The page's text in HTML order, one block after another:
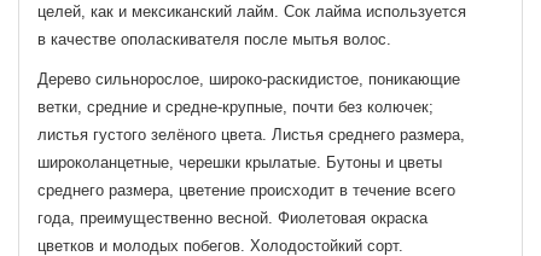
целей, как и мексиканский лайм. Сок лайма используется
в качестве ополаскивателя после мытья волос.
Дерево сильнорослое, широко-раскидистое, поникающие
ветки, средние и средне-крупные, почти без колючек;
листья густого зелёного цвета. Листья среднего размера,
широколанцетные, черешки крылатые. Бутоны и цветы
среднего размера, цветение происходит в течение всего
года, преимущественно весной. Фиолетовая окраска
цветков и молодых побегов. Холодостойкий сорт.